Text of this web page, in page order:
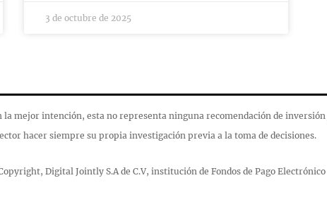
3 de octubre de 2025
la mejor intención, esta no representa ninguna recomendación de
hacer siempre su propia investigación previa a la toma de decisiones.
Digital Jointly S.A de C.V, institución de Fondos de Pago Electrónico